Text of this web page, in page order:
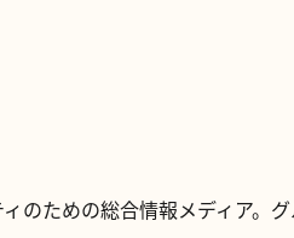
のための総合情報メディア。